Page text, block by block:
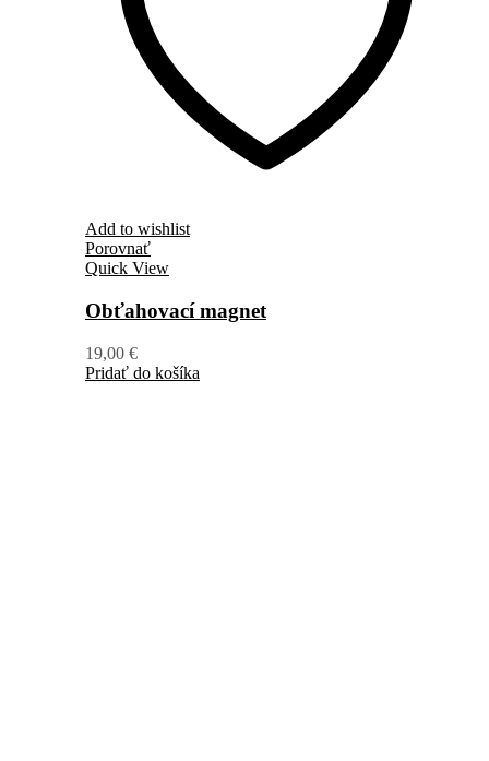
Add to wishlist
Porovnať
Quick View
Obťahovací magnet
19,00 €
Pridať do košíka